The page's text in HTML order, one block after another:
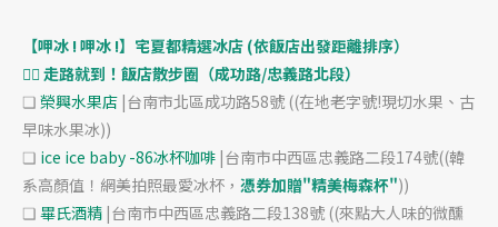
【呷冰 ! 呷冰 !】宅夏都精選冰店 (依飯店出發距離排序）
🚶‍♂️ 走路就到！飯店散步圈（成功路/忠義路北段）
❏ 榮興水果店 |台南市北區成功路58號 ((在地老字號!現切水果、古
早味水果冰))
❏ ice ice baby -86冰杯咖啡 |台南市中西區忠義路二段174號((韓
系高顏值！網美拍照最愛冰杯， 憑券加贈"精美梅森杯"))
❏ 畢氏酒精 |台南市中西區忠義路二段138號 ((來點大人味的微醺